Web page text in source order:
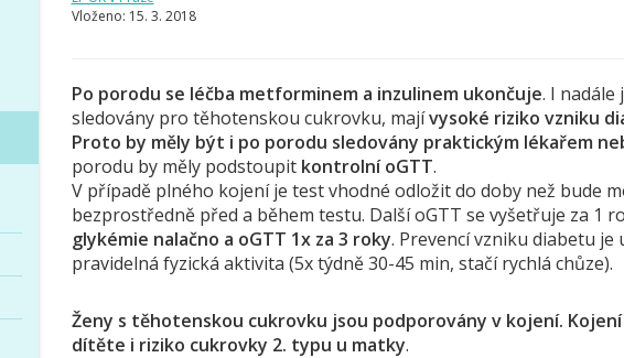
Vloženo: 15. 3. 2018
Po porodu se léčba metforminem a inzulinem ukončuje. I nadále
sledovány pro těhotenskou cukrovku, majívysoké riziko vzniku
Proto by měly být i po porodu sledovány praktickým lékařem
porodu by měly podstoupit kontrolní oGTT.
V případě plného kojení je test vhodné odložit do doby než bude
bezprostředně před a během testu. Další oGTT se vyšetřuje za 1
glykémie nalačno a oGTT 1x za 3 roky. Prevencí vzniku diabetu
pravidelná fyzická aktivita (5x týdně 30-45 min, stačí rychlá chůze).
Ženy s těhotenskou cukrovku jsou podporovány v kojení. Kojení
dítěte i riziko cukrovky 2. typu u matky.